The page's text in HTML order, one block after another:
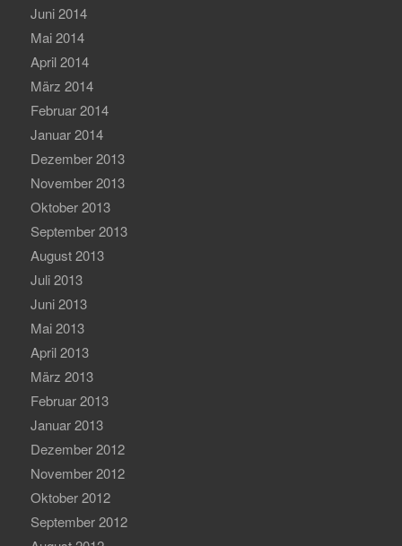
Juni 2014
Mai 2014
April 2014
März 2014
Februar 2014
Januar 2014
Dezember 2013
November 2013
Oktober 2013
September 2013
August 2013
Juli 2013
Juni 2013
Mai 2013
April 2013
März 2013
Februar 2013
Januar 2013
Dezember 2012
November 2012
Oktober 2012
September 2012